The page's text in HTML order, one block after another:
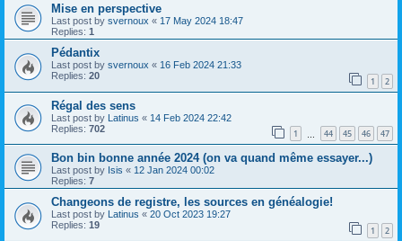
Mise en perspective
Last post by svernoux « 17 May 2024 18:47
Replies: 1
Pédantix
Last post by svernoux « 16 Feb 2024 21:33
Replies: 20 1 2
Régal des sens
Last post by Latinus « 14 Feb 2024 22:42
Replies: 702 1 44 45 46 47
Bon bin bonne année 2024 (on va quand même essayer...)
Last post by Isis « 12 Jan 2024 00:02
Replies: 7
Changeons de registre, les sources en généalogie!
Last post by Latinus « 20 Oct 2023 19:27
Replies: 19 1 2